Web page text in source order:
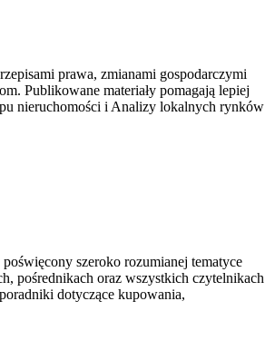
prawa, zmianami gospodarczymi
Publikowane materiały pomagają lepiej
nieruchomości i Analizy lokalnych rynków
szeroko rozumianej tematyce
pośrednikach oraz wszystkich czytelnikach
dotyczące kupowania,